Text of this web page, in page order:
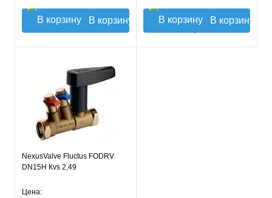
В корзину В корзину
NexusValve Fluctus FODRV
DN15H Кvs 2,49
Цена: